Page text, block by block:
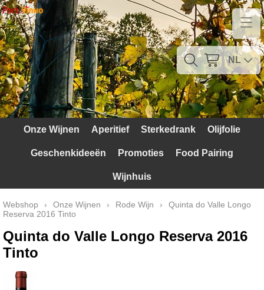
Home
Contact
Mijn account
Verzendkosten
NL
Onze Wijnen Aperitief Sterkedrank Olijfolie
Geschenkideeën Promoties Food Pairing
Wijnhuis
Webshop › Onze Wijnen › Rode Wijn ›
Quinta do Valle Longo
Reserva 2016 Tinto
Quinta do Valle Longo Reserva 2016
Tinto